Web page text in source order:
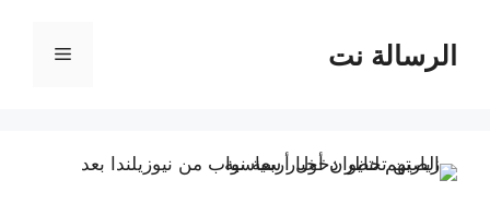
المحتوىالرسالة نت القائمة